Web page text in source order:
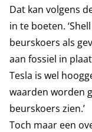
Dat kan volgens
in te boeten.
beurskoers als
aan fossiel in
Tesla is wel
waarden worden
beurskoers zien.’
Toch maar een